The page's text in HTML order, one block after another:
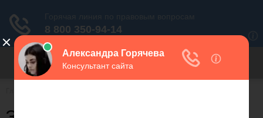
сайту: migrant-plus@cp9.ru